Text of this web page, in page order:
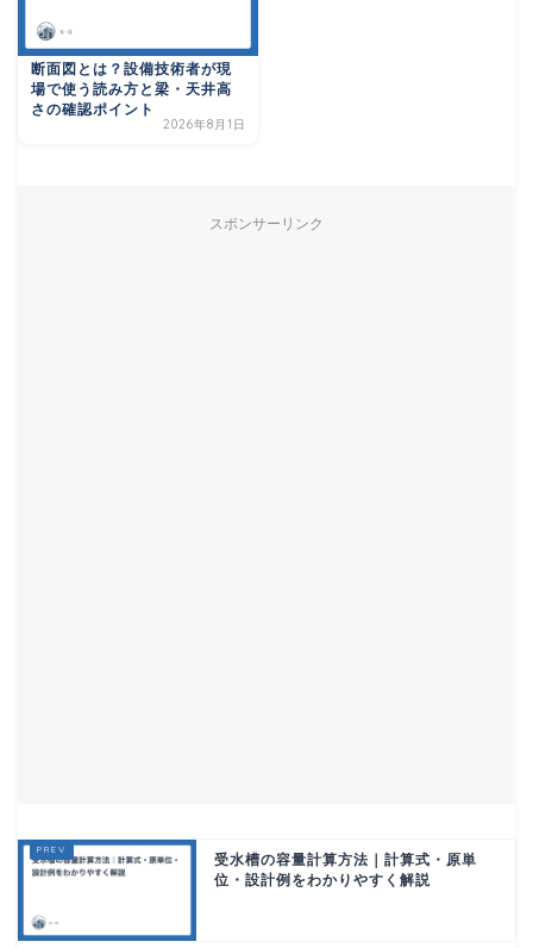
断面図とは？設備技術者が現
場で使う読み方と梁・天井高
さの確認ポイント
2026年8月1日
スポンサーリンク
受水槽の容量計算方法｜計算式・原単
位・設計例をわかりやすく解説